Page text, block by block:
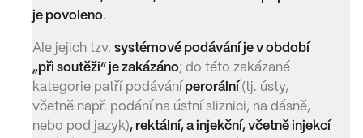
je povoleno.
Ale jejich tzv. systémové podávání je v období
„při soutěži“ je zakázáno; do této zakázané
kategorie patří podávání perorální (tj. ústy,
včetně např. podání na ústní sliznici, na dásně,
nebo pod jazyk), rektální, a injekční, včetně injekcí